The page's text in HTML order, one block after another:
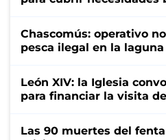
Chascomús: operativo
pesca ilegal en la laguna
León XIV: la Iglesia
para financiar la visita
Las 90 muertes del